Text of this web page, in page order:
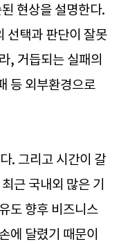
현상을 설명한다.
선택과 판단이 잘못
, 거듭되는 실패의
등 외부환경으로
. 그리고 시간이 갈
근 국내외 많은 기
도 향후 비즈니스
에 달렸기 때문이